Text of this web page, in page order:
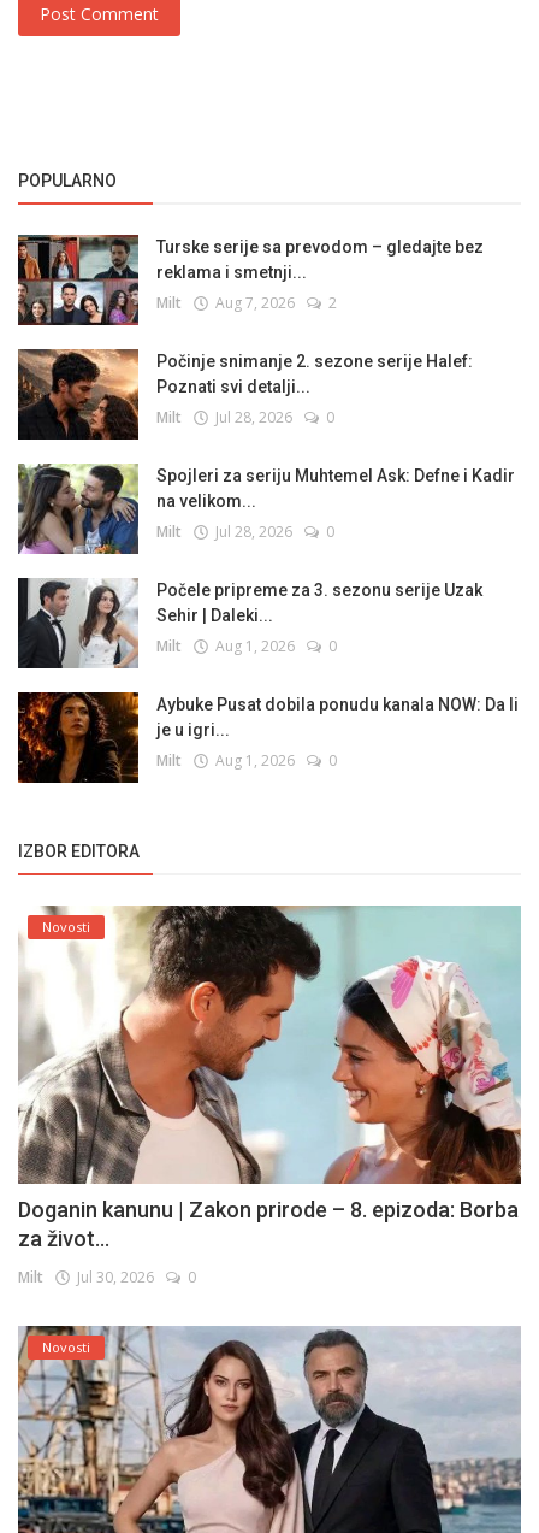
Post Comment
POPULARNO
Turske serije sa prevodom – gledajte bez
reklama i smetnji...
Milt Aug 7, 2026 2
Počinje snimanje 2. sezone serije Halef:
Poznati svi detalji...
Milt Jul 28, 2026 0
Spojleri za seriju Muhtemel Ask: Defne i Kadir
na velikom...
Milt Jul 28, 2026 0
Počele pripreme za 3. sezonu serije Uzak
Sehir | Daleki...
Milt Aug 1, 2026 0
Aybuke Pusat dobila ponudu kanala NOW: Da li
je u igri...
Milt Aug 1, 2026 0
IZBOR EDITORA
Novosti
Doganin kanunu | Zakon prirode – 8. epizoda: Borba
za život...
Milt Jul 30, 2026 0
Novosti